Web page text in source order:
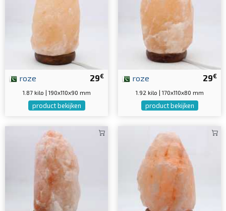
29€
roze
1.87 kilo | 190x110x90 mm
product bekijken
29€
roze
1.92 kilo | 170x110x80 mm
product bekijken